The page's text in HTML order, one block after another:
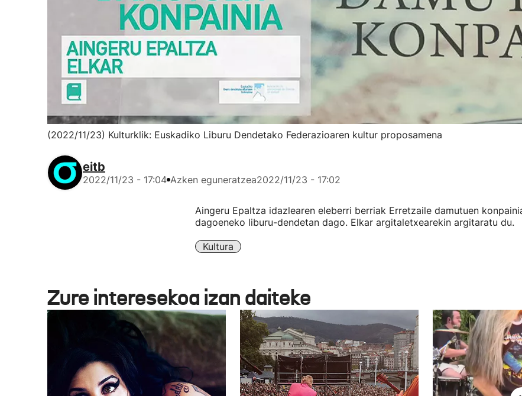
(2022/11/23) Kulturklik: Euskadiko Liburu Dendetako Federazioaren kultur proposamena
eitb
2022/11/23 - 17:04 Azken eguneratzea2022/11/23 - 17:02
Aingeru Epaltza idazlearen eleberri berriak Erretzaile damutuen
dagoeneko liburu-dendetan dago. Elkar argitaletxearekin argitaratu du.
Kultura
Zure interesekoa izan daiteke